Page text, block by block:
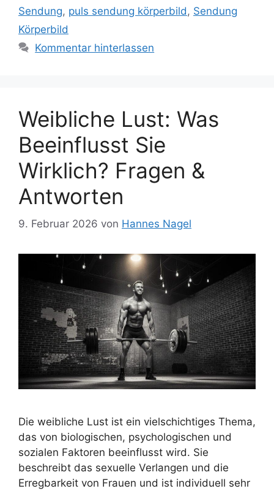
Sendung, puls sendung körperbild, Sendung
Körperbild
Kommentar hinterlassen
Weibliche Lust: Was
Beeinflusst Sie
Wirklich? Fragen &
Antworten
9. Februar 2026 von Hannes Nagel
Die weibliche Lust ist ein vielschichtiges Thema,
das von biologischen, psychologischen und
sozialen Faktoren beeinflusst wird. Sie
beschreibt das sexuelle Verlangen und die
Erregbarkeit von Frauen und ist individuell sehr